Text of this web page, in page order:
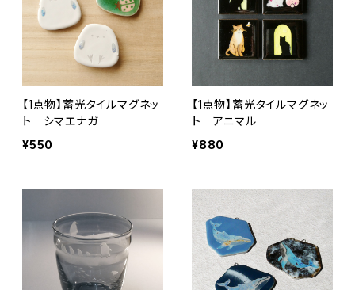
【1点物】蓄光タイルマグネッ
ト シマエナガ
¥550
【1点物】蓄光タイルマグネッ
ト アニマル
¥880